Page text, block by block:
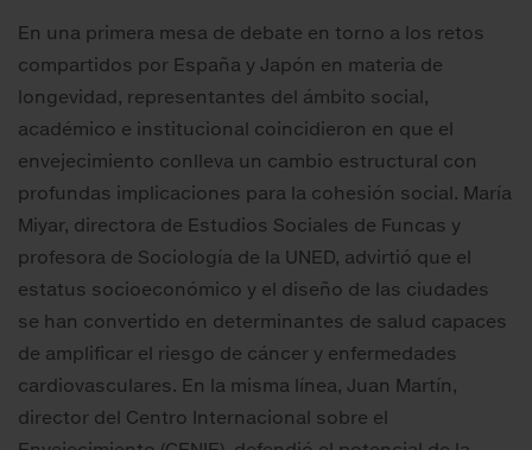
En una primera mesa de debate en torno a los retos
compartidos por España y Japón en materia de
longevidad, representantes del ámbito social,
académico e institucional coincidieron en que el
envejecimiento conlleva un cambio estructural con
profundas implicaciones para la cohesión social. María
Miyar, directora de Estudios Sociales de Funcas y
profesora de Sociología de la UNED, advirtió que el
estatus socioeconómico y el diseño de las ciudades
se han convertido en determinantes de salud capaces
de amplificar el riesgo de cáncer y enfermedades
cardiovasculares. En la misma línea, Juan Martín,
director del Centro Internacional sobre el